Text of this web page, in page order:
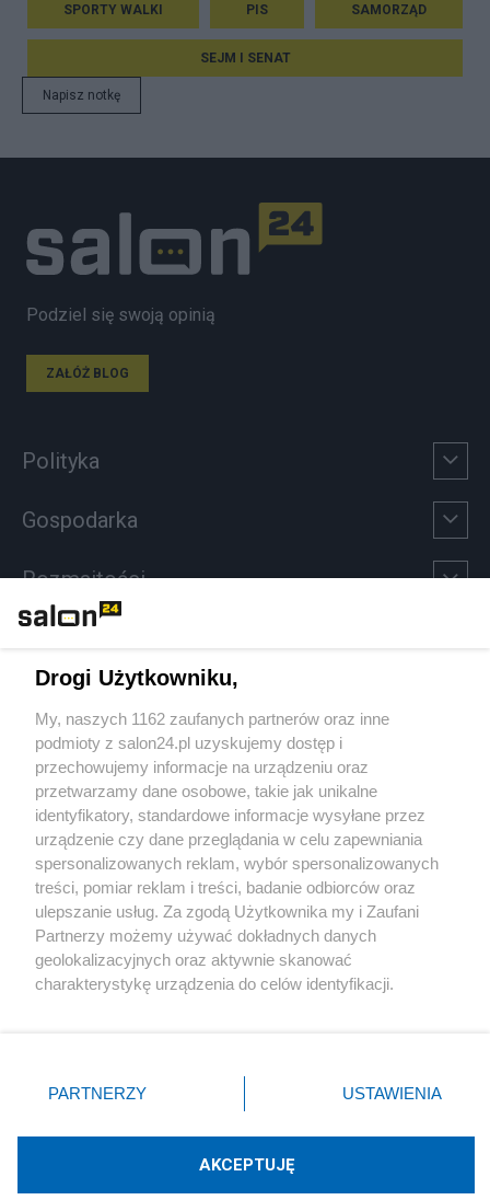
SPORTY WALKI PIS SAMORZĄD
SEJM I SENAT
Napisz notkę
Podziel się swoją opinią
ZAŁÓŻ BLOG
Polityka
Gospodarka
Rozmaitości
Sport
Społeczeństwo
Kultura
X Facebook Instagram Youtube
Technologię dostarcza:W3media.pl
Drogi Użytkowniku,
My, naszych 1162 zaufanych partnerów oraz inne
podmioty z salon24.pl uzyskujemy dostęp i
przechowujemy informacje na urządzeniu oraz
przetwarzamy dane osobowe, takie jak unikalne
identyfikatory, standardowe informacje wysyłane przez
urządzenie czy dane przeglądania w celu zapewniania
spersonalizowanych reklam, wybór spersonalizowanych
treści, pomiar reklam i treści, badanie odbiorców oraz
ulepszanie usług. Za zgodą Użytkownika my i Zaufani
Partnerzy możemy używać dokładnych danych
geolokalizacyjnych oraz aktywnie skanować
charakterystykę urządzenia do celów identyfikacji.
zmienić/wycofać klikając przycisk ustawień prywatności
znajdujący się w lewym dolnym rogu strony
rodzaje przetwarzania danych nie wymagają zgody
użytkownika, ale masz prawo sprzeciwić się takiemu
PARTNERZY USTAWIENIA
AKCEPTUJĘ